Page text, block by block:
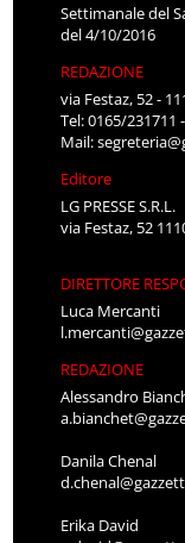
Settimanale del
del 4/10/2016
REDAZIONE
via Festaz, 52 -
Tel: 0165/231711
Mail:
Editore
LG PRESSE S.R.L.
via Festaz, 52
DIRETTORE
Luca Mercanti
REDAZIONE
Alessandro
Danila Chenal
Erika David